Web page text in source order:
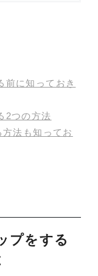
に知っておき
2つの方法
法も知ってお
プをする